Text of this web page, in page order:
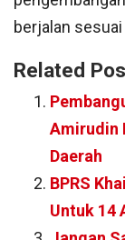
berjalan
Related
Amirudin
Daerah
BPRS
Untuk 14